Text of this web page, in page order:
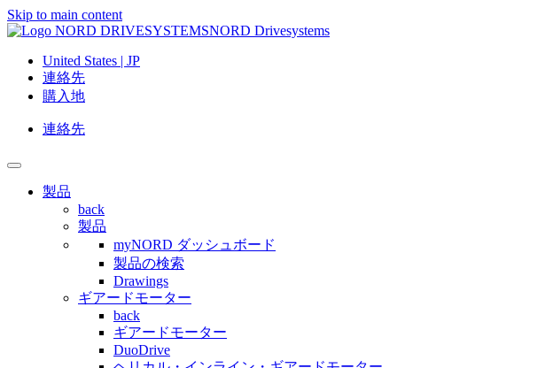
Skip to main content
NORD Drivesystems
United States | JP
連絡先
購入地
連絡先
製品
back
製品
myNORD ダッシュボード
製品の検索
Drawings
ギアードモーター
back
ギアードモーター
DuoDrive